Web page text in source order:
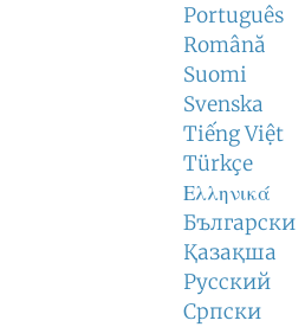
Português
Română
Suomi
Svenska
Tiếng Việt
Türkçe
Ελληνικά
Български
Қазақша
Русский
Српски